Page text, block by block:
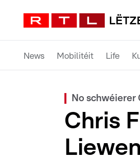
News Mobilitéit Life
No schwéierer
Chris